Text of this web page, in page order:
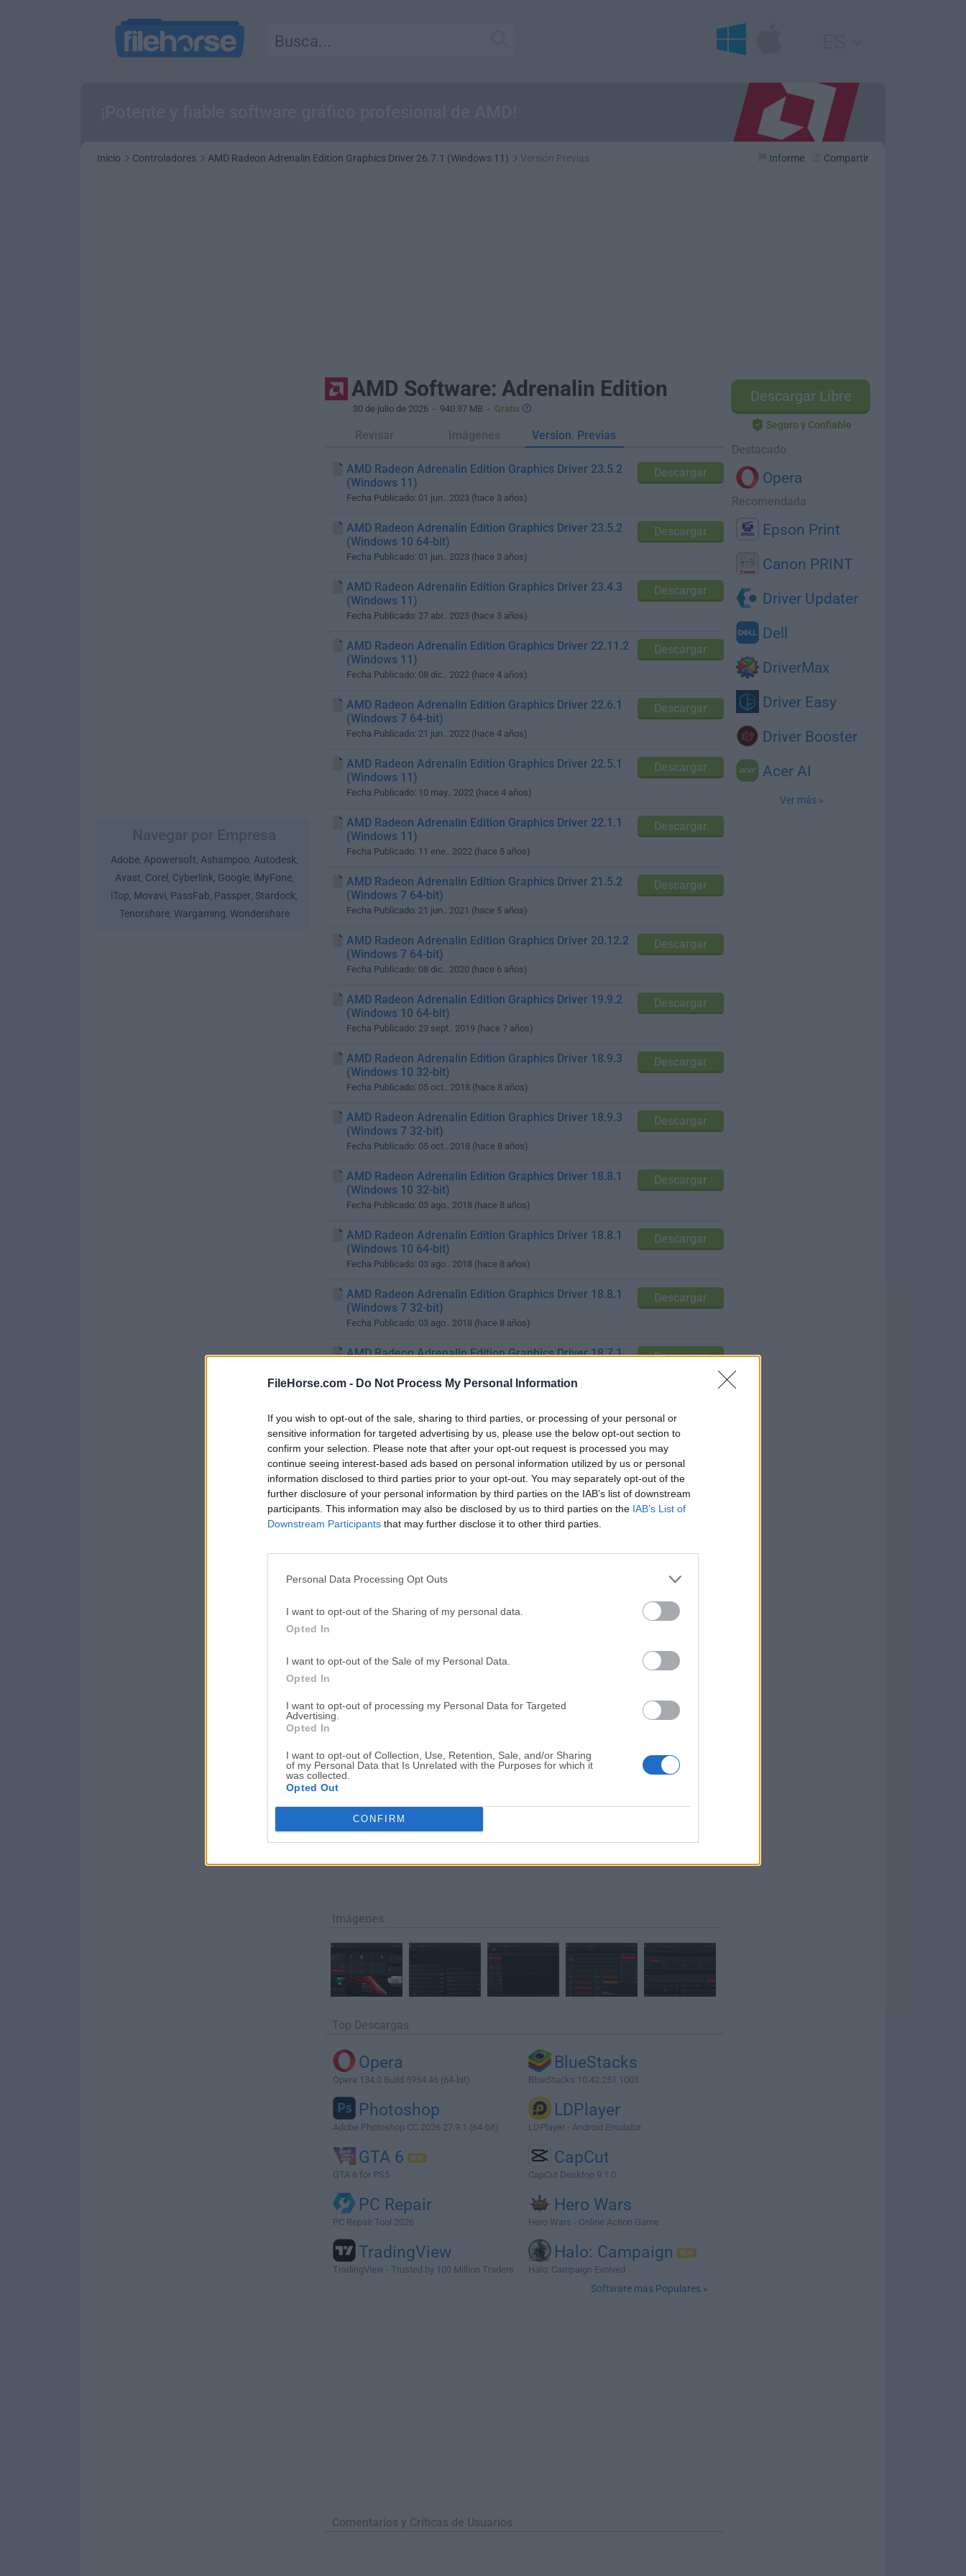
FileHorse.com - Do Not Process My Personal Information
If you wish to opt-out of the sale, sharing to third parties, or processing of your personal or
sensitive information for targeted advertising by us, please use the below opt-out section to
confirm your selection. Please note that after your opt-out request is processed you may
continue seeing interest-based ads based on personal information utilized by us or personal
information disclosed to third parties prior to your opt-out. You may separately opt-out of the
further disclosure of your personal information by third parties on the IAB’s list of downstream
participants. This information may also be disclosed by us to third parties on the IAB’s List of
Downstream Participants that may further disclose it to other third parties.
Personal Data Processing Opt Outs
I want to opt-out of the Sharing of my personal data.
Opted In
I want to opt-out of the Sale of my Personal Data.
Opted In
I want to opt-out of processing my Personal Data for Targeted
Advertising.
Opted In
I want to opt-out of Collection, Use, Retention, Sale, and/or Sharing
of my Personal Data that Is Unrelated with the Purposes for which it
was collected.
Opted Out
CONFIRM
Inicio Controladores AMD Radeon Adrenalin Edition Graphics Driver 26.7.1 (Windows 11) Versión Previas Informe Compartir
Adobe, Apowersoft, Ashampoo, Autodesk,
Avast, Corel , Cyberlink, Google, iMyFone,
iTop, Movavi, PassFab, Passper, Stardock,
Tenorshare, Wargaming, Wondershare
Descargar Libre
Seguro y Confiable
Destacado
Opera
Recomendada
Epson Print
Canon PRINT
Driver Updater
Dell
DriverMax
Driver Easy
Driver Booster
Acer AI
Ver más »
AMD Software: Adrenalin Edition
30 de julio de 2026 - 940.97 MB - Gratis
Revisar Imágenes Version. Previas
Descargar
AMD Radeon Adrenalin Edition Graphics Driver 23.5.2
(Windows 11)
Fecha Publicado: 01 jun.. 2023 (hace 3 años)
Descargar
AMD Radeon Adrenalin Edition Graphics Driver 23.5.2
(Windows 10 64-bit)
Fecha Publicado: 01 jun.. 2023 (hace 3 años)
Descargar
AMD Radeon Adrenalin Edition Graphics Driver 23.4.3
(Windows 11)
Fecha Publicado: 27 abr.. 2023 (hace 3 años)
Descargar
AMD Radeon Adrenalin Edition Graphics Driver 22.11.2
(Windows 11)
Fecha Publicado: 08 dic.. 2022 (hace 4 años)
Descargar
AMD Radeon Adrenalin Edition Graphics Driver 22.6.1
(Windows 7 64-bit)
Fecha Publicado: 21 jun.. 2022 (hace 4 años)
Descargar
AMD Radeon Adrenalin Edition Graphics Driver 22.5.1
(Windows 11)
Fecha Publicado: 10 may.. 2022 (hace 4 años)
Descargar
AMD Radeon Adrenalin Edition Graphics Driver 22.1.1
(Windows 11)
Fecha Publicado: 11 ene.. 2022 (hace 5 años)
Descargar
AMD Radeon Adrenalin Edition Graphics Driver 21.5.2
(Windows 7 64-bit)
Fecha Publicado: 21 jun.. 2021 (hace 5 años)
Descargar
AMD Radeon Adrenalin Edition Graphics Driver 20.12.2
(Windows 7 64-bit)
Fecha Publicado: 08 dic.. 2020 (hace 6 años)
Descargar
AMD Radeon Adrenalin Edition Graphics Driver 19.9.2
(Windows 10 64-bit)
Fecha Publicado: 23 sept.. 2019 (hace 7 años)
Descargar
AMD Radeon Adrenalin Edition Graphics Driver 18.9.3
(Windows 10 32-bit)
Fecha Publicado: 05 oct.. 2018 (hace 8 años)
Descargar
AMD Radeon Adrenalin Edition Graphics Driver 18.9.3
(Windows 7 32-bit)
Fecha Publicado: 05 oct.. 2018 (hace 8 años)
Descargar
AMD Radeon Adrenalin Edition Graphics Driver 18.8.1
(Windows 10 32-bit)
Fecha Publicado: 03 ago.. 2018 (hace 8 años)
Descargar
AMD Radeon Adrenalin Edition Graphics Driver 18.8.1
(Windows 10 64-bit)
Fecha Publicado: 03 ago.. 2018 (hace 8 años)
Descargar
AMD Radeon Adrenalin Edition Graphics Driver 18.8.1
(Windows 7 32-bit)
Fecha Publicado: 03 ago.. 2018 (hace 8 años)
Descargar
AMD Radeon Adrenalin Edition Graphics Driver 18.7.1
Fecha Publicado: 19 jul.. 2018 (hace 8 años)
Descargar
AMD Radeon Adrenalin Edition Graphics Driver 18.2.1
(Windows 7 32-bit)
Fecha Publicado: 07 feb.. 2018 (hace 9 años)
Descargar
AMD Radeon Crimson ReLive Edition Graphics Driver
17.9.3 (Windows 10 32-bit)
Fecha Publicado: 02 oct.. 2017 (hace 9 años)
AMD Radeon Crimson ReLive Edition Graphics Driver
AMD Radeon Crimson ReLive Edition Graphics Driver
Fecha Publicado: 02 oct.. 2017 (hace 9 años)
1 2
Imágenes
Top Descargas
Opera
Opera 134.0 Build 5954.46 (64-bit)
BlueStacks
BlueStacks 10.42.251.1003
Photoshop
Adobe Photoshop CC 2026 27.9.1 (64-bit)
LDPlayer
LDPlayer - Android Emulator
GTA 6
GTA 6 for PS5
CapCut
CapCut Desktop 9.1.0
PC Repair
PC Repair Tool 2026
Hero Wars
Hero Wars - Online Action Game
TradingView
TradingView - Trusted by 100 Million Traders
Halo: Campaign
Halo: Campaign Evolved
Software más Populares »
Comentarios y Críticas de Usuarios